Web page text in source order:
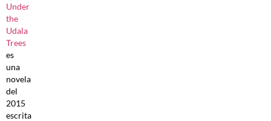
Under
the
Udala
Trees
es
una
novela
del
2015
escrita